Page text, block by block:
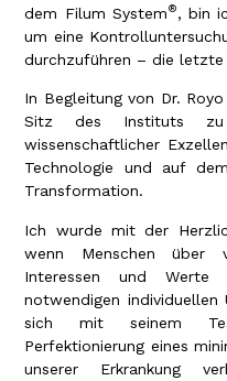
dem Filum System®, bin
um eine
durchzuführen – die
In Begleitung von Dr.
Sitz des Instituts
wissenschaftlicher
Technologie und auf
Transformation.
Ich wurde mit der
wenn Menschen über
Interessen und
notwendigen individuellen
sich mit seinem
Perfektionierung eines
unserer Erkrankung